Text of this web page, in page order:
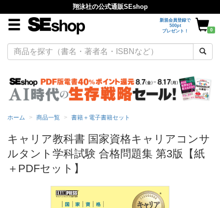
翔泳社の公式通販SEshop
新規会員登録で
500pt
プレゼント！
0
ホーム 商品一覧 書籍＋電子書籍セット
キャリア教科書 国家資格キャリアコンサ
ルタント学科試験 合格問題集 第3版【紙
＋PDFセット】